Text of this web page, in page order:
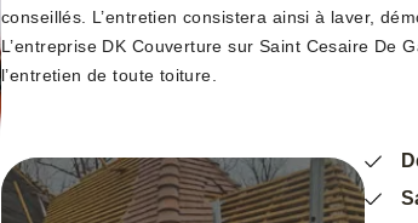
conseillés. L’entretien consistera ainsi à laver,
L’entreprise DK Couverture sur Saint Cesaire De
l’entretien de toute toiture.